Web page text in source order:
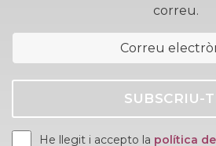
correu.
He llegit i accepto la política